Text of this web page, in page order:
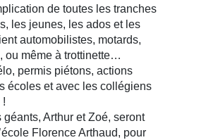
de toutes les tranches
les jeunes, les ados et les
automobilistes, motards,
ou même à trottinette…
permis piétons, actions
écoles et avec les collégiens
!
géants, Arthur et Zoé, seront
Florence Arthaud, pour